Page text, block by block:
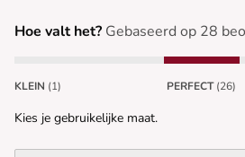
Hoe valt het? Gebaseerd op 28
KLEIN (1) PERFECT (26)
Kies je gebruikelijke maat.